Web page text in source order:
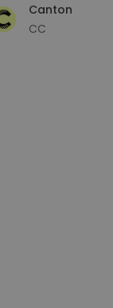
Canton
CC